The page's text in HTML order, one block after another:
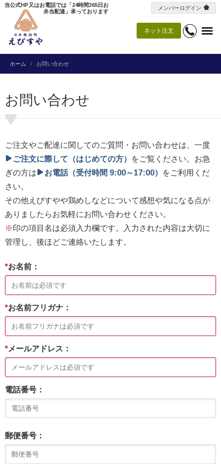
ネット注文
当公式HP又はお電話では「24時間365日お
弁当配達」承っております
メンバーログイン
ホーム お問い合わせ
お問い合わせ
ご注文やご配達に関してのご質問・お問い合わせは、一度
ご注文に際して（はじめての方）
をご覧ください。お急
ぎの方は
お電話（受付時間 9:00～17:00）
をご利用くだ
さい。
その他えびすやや鶏めしなどについて感想や気になる点が
ありましたらお気軽にお問い合わせください。
※印の項目名は必須入力欄です。入力された内容は大切に
管理し、後ほどご連絡いたします。
*お名前：
*お名前フリガナ：
*メールアドレス：
電話番号：
郵便番号：